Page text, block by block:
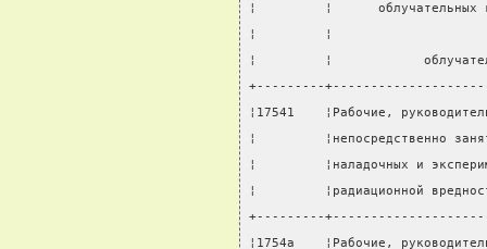
¦         ¦      облучательных
¦         ¦
¦         ¦
+---------
¦17541    ¦Рабочие,
¦         ¦непосредственно
¦         ¦наладочных и
¦         ¦радиационной
+---------
¦1754а    ¦Рабочие,